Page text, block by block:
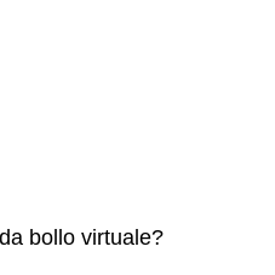
bollo virtuale?